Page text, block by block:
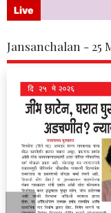
Live
Jansanchalan - 25